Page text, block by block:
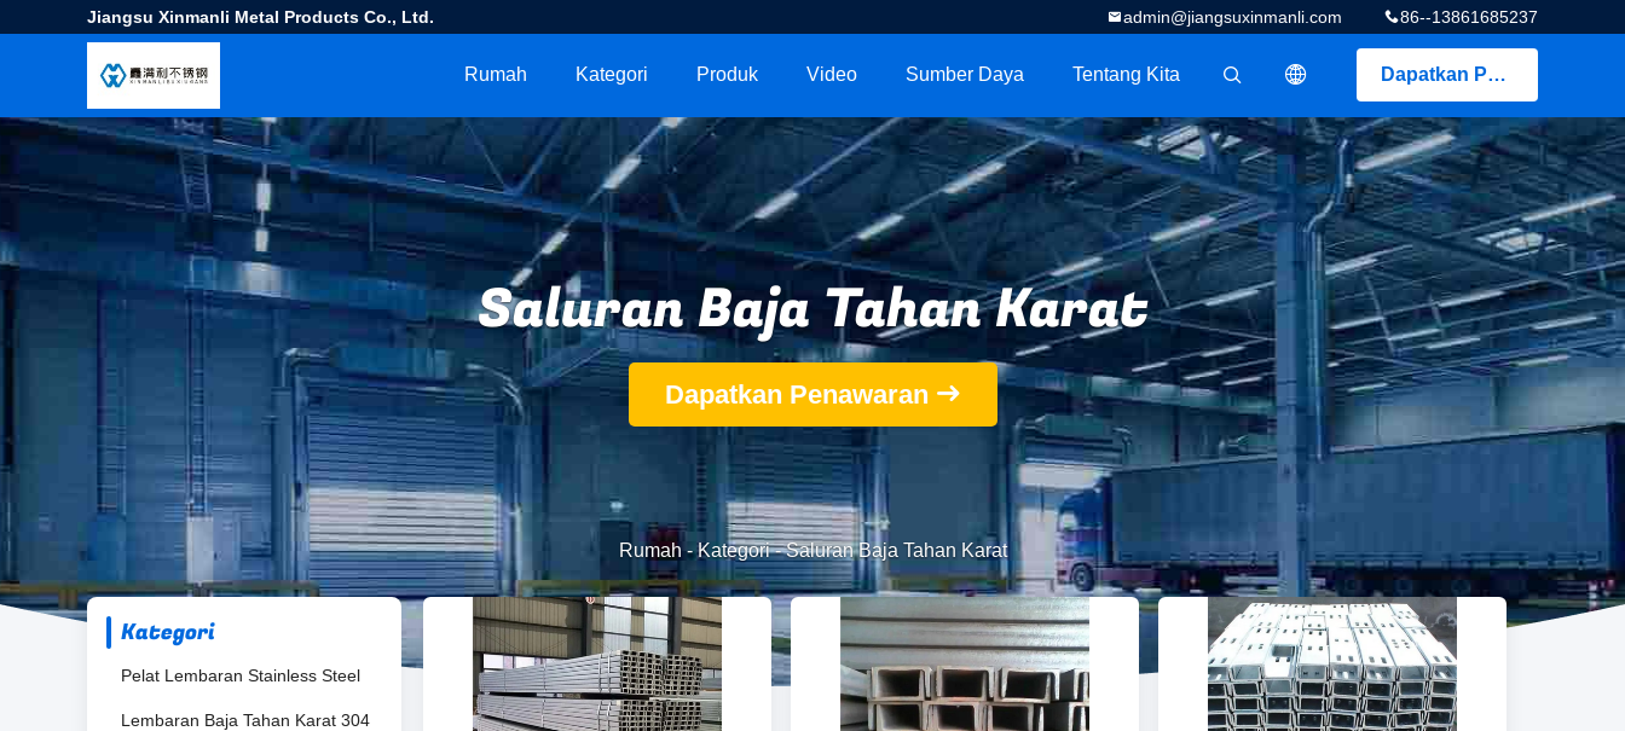
Jiangsu Xinmanli Metal Products Co., Ltd. 86--13861685237
admin@jiangsuxinmanli.com
Dapatkan Penawaran
描述
Rumah Kategori Produk Video Sumber Daya Tentang Kita
Saluran Baja Tahan Karat
Dapatkan Penawaran
Rumah -Kategori-Saluran Baja Tahan Karat
Kategori
Pelat Lembaran Stainless Steel
Lembaran Baja Tahan Karat 304